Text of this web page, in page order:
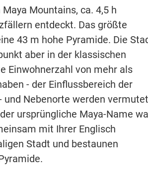
Mountains, ca. 4,5 h
entdeckt. Das größte
43 m hohe Pyramide. Die
aber in der klassischen
Einwohnerzahl von mehr als
- der Einflussbereich der
Nebenorte werden
ursprüngliche Maya-Name
mit Ihrer Englisch
Stadt und bestaunen